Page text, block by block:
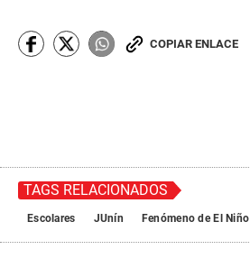
COPIAR ENLACE
TAGS RELACIONADOS
Escolares JUnín Fenómeno de El Niño